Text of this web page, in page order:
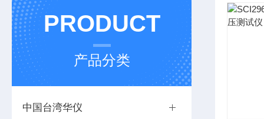
PRODUCT
产品分类
中国台湾华仪